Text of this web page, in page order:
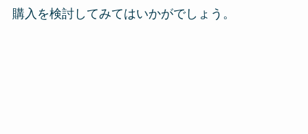
購入を検討してみてはいかがでしょう。